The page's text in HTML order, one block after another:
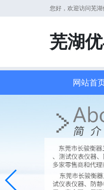
您好，欢迎访问芜
芜湖
网站首